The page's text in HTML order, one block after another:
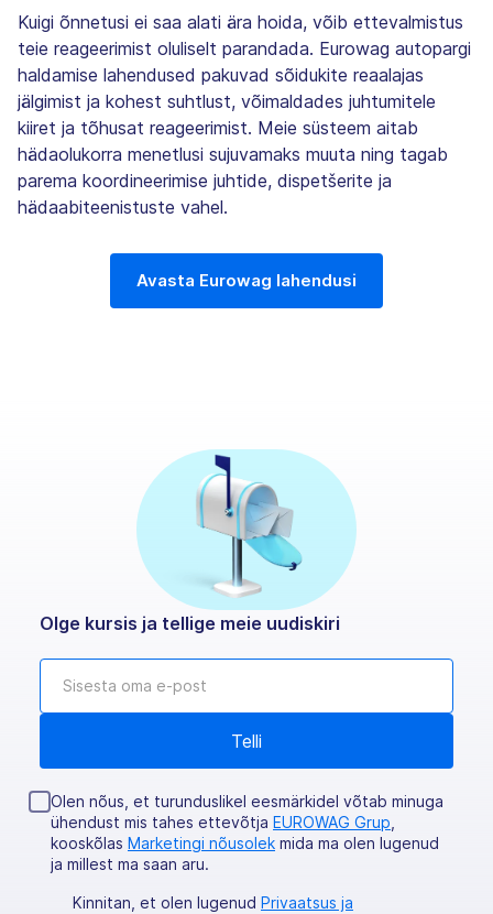
Kuigi õnnetusi ei saa alati ära hoida, võib ettevalmistus
teie reageerimist oluliselt parandada. Eurowag autopargi
haldamise lahendused pakuvad sõidukite reaalajas
jälgimist ja kohest suhtlust, võimaldades juhtumitele
kiiret ja tõhusat reageerimist. Meie süsteem aitab
hädaolukorra menetlusi sujuvamaks muuta ning tagab
parema koordineerimise juhtide, dispetšerite ja
hädaabiteenistuste vahel.
Avasta Eurowag lahendusi
Olge kursis ja tellige meie uudiskiri
Olen nõus, et turunduslikel eesmärkidel võtab minuga
ühendust mis tahes ettevõtja EUROWAG Grup
kooskõlas Marketingi nõusolek mida ma olen lugenud
ja millest ma saan aru.
Kinnitan, et olen lugenud Privaatsus ja